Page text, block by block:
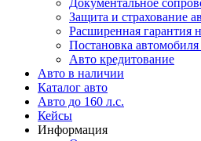
Документальное
Защита и страхование
Расширенная гарантия
Постановка автомобиля
Авто кредитование
Авто в наличии
Каталог авто
Авто до 160 л.с.
Кейсы
Информация